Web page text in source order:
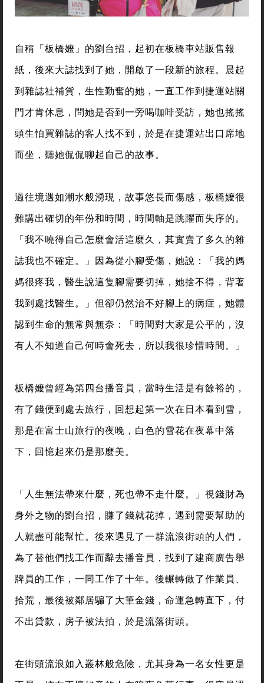
自稱「板橋嬤」的劉台招，起初在板橋車站販售報
紙，後來大誌找到了她，開啟了一段新的旅程。晨起
到雜誌社補貨，生性勤奮的她，一直工作到捷運站關
門才肯休息，問她是否到一旁喝咖啡受訪，她也搖搖
頭生怕買雜誌的客人找不到，於是在捷運站出口席地
而坐，聽她侃侃聊起自己的故事。
過往境遇如潮水般湧現，故事悠長而傷感，板橋嬤很
難講出確切的年份和時間，時間軸是跳躍而失序的。
「我不曉得自己怎麼會活這麼久，其實賣了多久的雜
誌我也不確定。」因為從小腳受傷，她說：「我的媽
媽很疼我，醫生說這隻腳需要切掉，她捨不得，背著
我到處找醫生。」但卻仍然治不好腳上的病症，她體
認到生命的無常與無奈：「時間對大家是公平的，沒
有人不知道自己何時會死去，所以我很珍惜時間。」
板橋嬤曾經為第四台播音員，當時生活是有餘裕的，
有了錢便到處去旅行，回想起第一次在日本看到雪，
那是在富士山旅行的夜晚，白色的雪花在夜幕中落
下，回憶起來仍是那麼美。
「人生無法帶來什麼，死也帶不走什麼。」視錢財為
身外之物的劉台招，賺了錢就花掉，遇到需要幫助的
人就盡可能幫忙。後來遇見了一群流浪街頭的人們，
為了替他們找工作而辭去播音員，找到了建商廣告舉
牌員的工作，一同工作了十年。後輾轉做了作業員、
拾荒，最後被鄰居騙了大筆金錢，命運急轉直下，付
不出貸款，房子被法拍，於是流落街頭。
在街頭流浪如入叢林般危險，尤其身為一名女性更是